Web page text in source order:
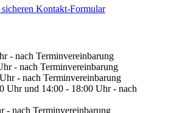
Kontakt-Formular
- nach Terminvereinbarung
- nach Terminvereinbarung
- nach Terminvereinbarung
Uhr und 14:00 - 18:00 Uhr - nach
- nach Terminvereinbarung